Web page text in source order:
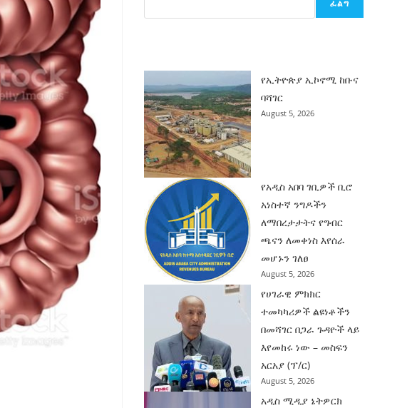
ስራዎቹ የሀሰት
ትርክትን በመገንባት
October 17, 2025
ፈልግ
የኢትዮጵያ ኢኮኖሚ ከቡና
ባሻገር
August 5, 2026
የአዲስ አበባ ገቢዎች ቢሮ
አነስተኛ ንግዶችን
ለማበረታታትና የግብር
ጫናን ለመቀነስ እየሰራ
መሆኑን ገለፀ
August 5, 2026
የሀገራዊ ምክክር
ተመካካሪዎች ልዩነቶችን
በመሻገር በጋራ ጉዳዮች ላይ
እየመከሩ ነው – መስፍን
አርአያ (ፕ/ር)
August 5, 2026
አዲስ ሚዲያ ኔትዎርክ